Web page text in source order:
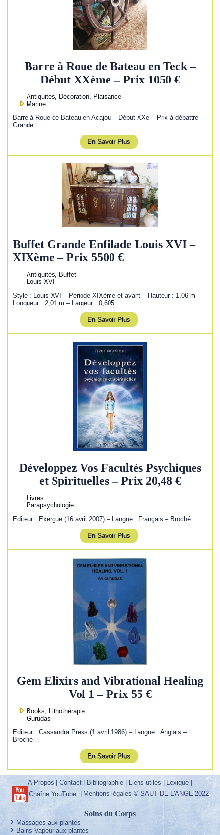
Barre à Roue de Bateau en Teck –
Début XXème – Prix 1050 €
Antiquités, Décoration, Plaisance
Marine
Barre à Roue de Bateau en Acajou – Début XXe – Prix à débattre –
Grande…
En Savoir Plus
Buffet Grande Enfilade Louis XVI –
XIXème – Prix 5500 €
Antiquités, Buffet
Louis XVI
Style : Louis XVI – Période XIXème et avant – Hauteur : 1,06 m –
Longueur : 2,01 m – Largeur : 0,605…
En Savoir Plus
Développez Vos Facultés Psychiques
et Spirituelles – Prix 20,48 €
Livres
Parapsychologie
Editeur : Exergue (16 avril 2007) – Langue : Français – Broché…
En Savoir Plus
Gem Elixirs and Vibrational Healing
Vol 1 – Prix 55 €
Books, Lithothérapie
Gurudas
Editeur : Cassandra Press (1 avril 1986) – Langue : Anglais –
Broché…
En Savoir Plus
A Propos |Contact | Bibliographie | Liens utiles| Lexique |
Chaîne YouTube| Mentions légales © SAUT DE L'ANGE 2022
Soins du Corps
Massages aux plantes
Bains Vapeur aux plantes